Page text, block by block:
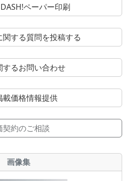
ペーパー印刷
する質問を投稿する
するお問い合わせ
載価格情報提供
契約のご相談
画像集